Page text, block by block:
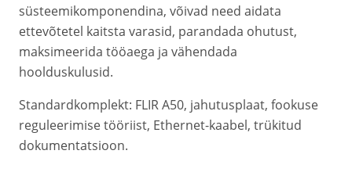
süsteemikomponendina, võivad need aidata
ettevõtetel kaitsta varasid, parandada ohutust,
maksimeerida tööaega ja vähendada
hoolduskulusid.
Standardkomplekt: FLIR A50, jahutusplaat, fookuse
reguleerimise tööriist, Ethernet-kaabel, trükitud
dokumentatsioon.